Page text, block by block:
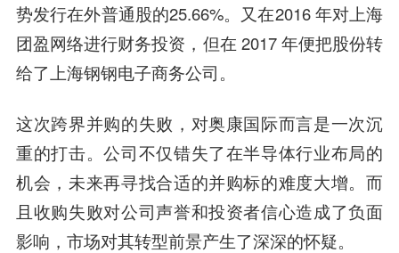
势发行在外普通股的25.66%。又在2016 年对上海
团盈网络进行财务投资，但在 2017 年便把股份转
给了上海钢钢电子商务公司。
这次跨界并购的失败，对奥康国际而言是一次沉
重的打击。公司不仅错失了在半导体行业布局的
机会，未来再寻找合适的并购标的难度大增。而
且收购失败对公司声誉和投资者信心造成了负面
影响，市场对其转型前景产生了深深的怀疑。